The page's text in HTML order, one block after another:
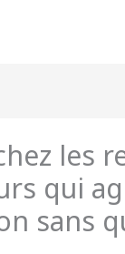
les
qui
sans